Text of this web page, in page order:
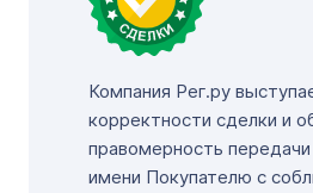
Компания Рег.ру
корректности сделки и
правомерность
имени Покупателю с